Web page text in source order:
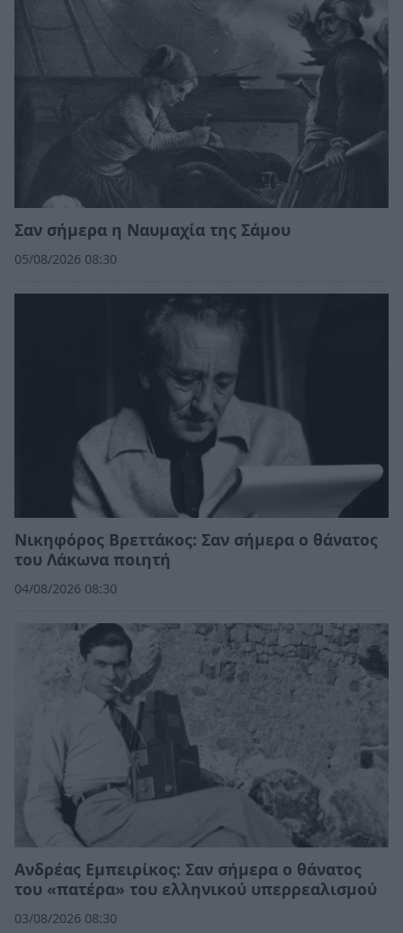
Σαν σήμερα η Ναυμαχία της Σάμου
05/08/2026 08:30
Νικηφόρος Βρεττάκος: Σαν σήμερα ο θάνατος
του Λάκωνα ποιητή
04/08/2026 08:30
Ανδρέας Εμπειρίκος: Σαν σήμερα ο θάνατος
του «πατέρα» του ελληνικού υπερρεαλισμού
03/08/2026 08:30